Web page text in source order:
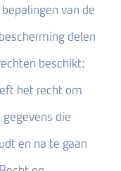
van de
delen
beschikt:
het recht om
die
en na te gaan